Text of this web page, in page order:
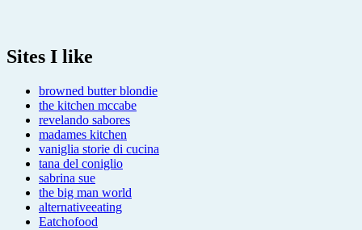
Sites I like
browned butter blondie
the kitchen mccabe
revelando sabores
madames kitchen
vaniglia storie di cucina
tana del coniglio
sabrina sue
the big man world
alternativeeating
Eatchofood